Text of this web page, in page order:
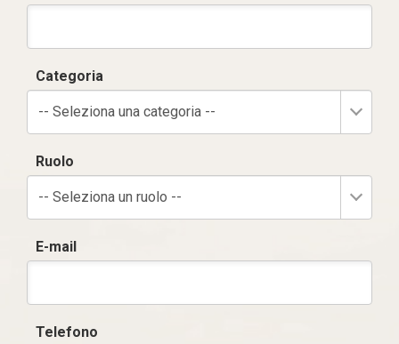
Categoria
-- Seleziona una categoria --
Ruolo
-- Seleziona un ruolo --
E-mail
Telefono